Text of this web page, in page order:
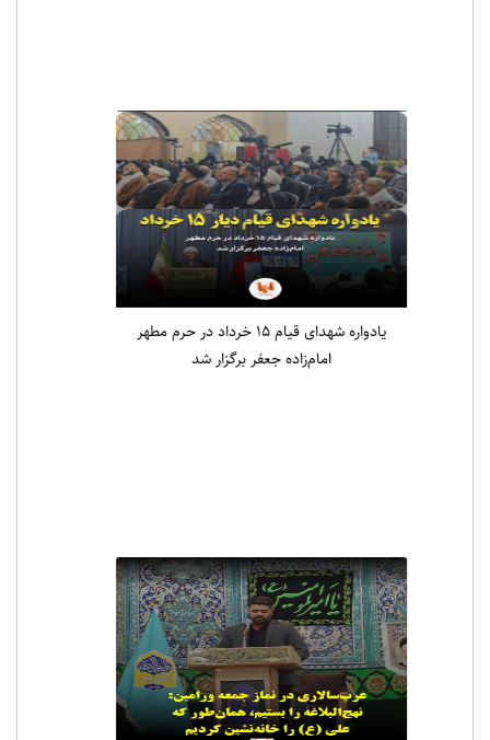
یادواره شهدای قیام ۱۵ خرداد در حرم مطهر
امام‌زاده جعفر برگزار شد